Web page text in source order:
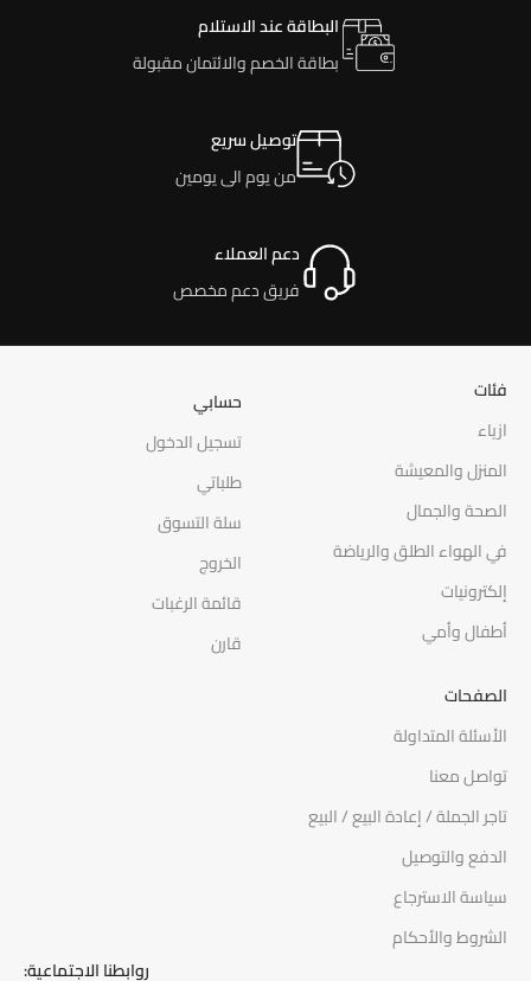
البطاقة عند الاستلام
بطاقة الخصم والائتمان مقبولة
توصيل سريع
من يوم الى يومين
دعم العملاء
فريق دعم مخصص
فئات
ازياء
المنزل والمعيشة
الصحة والجمال
في الهواء الطلق والرياضة
إلكترونيات
أطفال وأمي
حسابي
تسجيل الدخول
طلباتي
سلة التسوق
الخروج
قائمة الرغبات
قارن
الصفحات
الأسئلة المتداولة
تواصل معنا
تاجر الجملة / إعادة البيع / البيع
الدفع والتوصيل
سياسة الاسترجاع
الشروط والأحكام
روابطنا الاجتماعية: